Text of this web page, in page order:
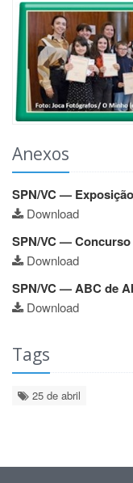
Anexos
SPN/VC —
Download
SPN/VC —
Download
SPN/VC — ABC de
Download
Tags
25 de abril